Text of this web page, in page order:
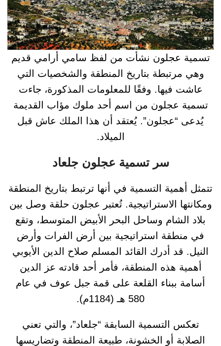
تسمية عجلون نشأت من لفظ سامي أرامي قديم
وهي مرتبطة بتاريخ المنطقة والشخصيات التي
عاشت فيها. وفقًا للمعلومات المذكورة، جاءت
تسمية عجلون من اسم أحد ملوك مؤاب القديمة
يُدعى “عجلون”. يُعتقد أن هذا الملك عاش قبل
الميلاد.
سر تسمية عجلون جلعاد
تتمثل أهمية التسمية في أنها ترتبط بتاريخ المنطقة
ومكانتها الاستراتيجية. تُعتبر عجلون حلقة وصل بين
بلاد الشام وساحل البحر الأبيض المتوسط، وتقع
في منطقة استراتيجية بين أرض الفرات وأرض
النيل. قد أدرك القائد المسلم صلاح الدين الأيوبي
أهمية هذه المنطقة، فأمر أحد قادته عز الدين
أسامة ببناء القلعة على قمة جبل عوف في عام
580 هـ (1184م).
تعكس التسمية السابقة “جلعاد”، والتي تعني
الصلابة أو الخشونة، طبيعة المنطقة وتضاريسها